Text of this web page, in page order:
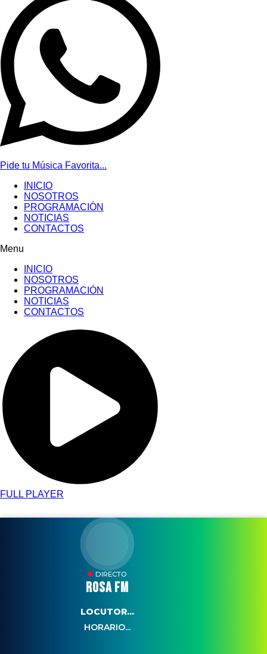
Pide tu Música Favorita...
INICIO
NOSOTROS
PROGRAMACIÓN
NOTICIAS
CONTACTOS
Menu
INICIO
NOSOTROS
PROGRAMACIÓN
NOTICIAS
CONTACTOS
FULL PLAYER
DIRECTO
ROSA FM
LOCUTOR...
HORARIO...